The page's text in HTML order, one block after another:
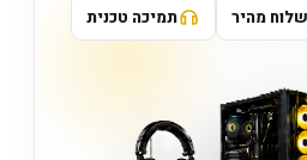
מהיר תמיכה טכנית